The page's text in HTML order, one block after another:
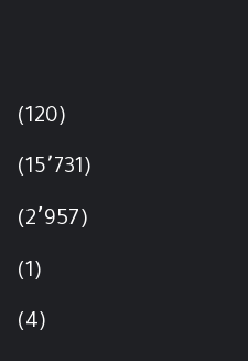
(120)
(15٬731)
(2٬957)
(1)
(4)